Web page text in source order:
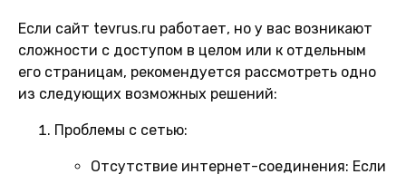
Если сайт tevrus.ru работает, но у вас возникают
сложности с доступом в целом или к отдельным
его страницам, рекомендуется рассмотреть одно
из следующих возможных решений:
Проблемы с сетью:
Отсутствие интернет-соединения: Если